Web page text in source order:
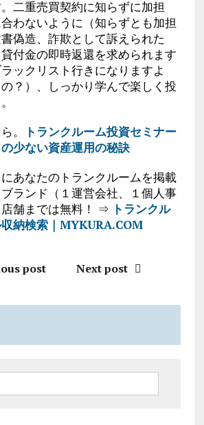
二重売買契約に知らずに加担
わないように（知らずとも加担
偽造、詐欺として訴えられた
付金の即時返還を求められます
ックリスト行きになりますよ
？）、しっかり学んで楽しく投
。
トランクルーム投資セミナー
少ない資産運用の秘訣
あなたのトランクルームを掲載
ランド（１運営会社、１個人事
舗までは無料！ ⇒ トランクル
納検索｜MYKURA.COM
post Next post